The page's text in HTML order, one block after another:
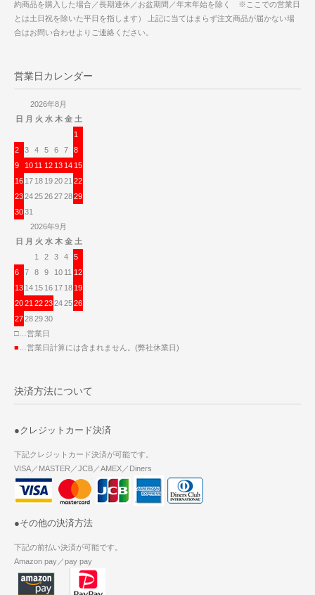
約商品を購入した場合／長期連休／お盆期間／年末年始を除く ※ここでの営業日
とは土日祝を除いた平日を指します） 上記に当てはまらず注文商品が届かない場
合はお問い合わせよりご連絡ください。
営業日カレンダー
2026年8月
日 月 火 水 木 金 土
1
2
3 4 5 6 7
8
9
10 11 12 13 14 15
16 17 18 192021 22
23242526272829
3031
2026年9月
日 月 火 水 木 金 土
1
2 3 4
5
6
7 8 9 10 11 12
13 14 15 16 17 18 19
2021 2223242526
27282930
□…営業日
■ …営業日計算には含まれません。(弊社休業日)
決済方法について
●クレジットカード決済
下記クレジットカード決済が可能です。
VISA／MASTER／JCB／AMEX／Diners
●その他の決済方法
下記の前払い決済が可能です。
Amazon pay／pay pay